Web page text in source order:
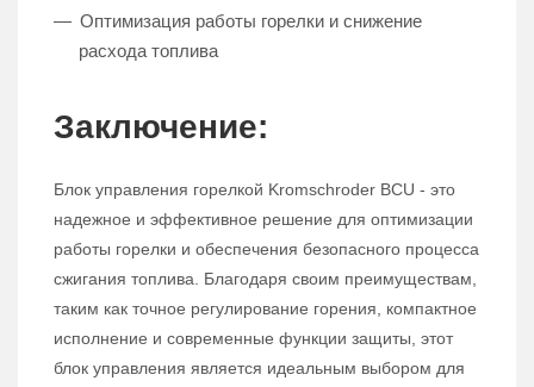
Оптимизация работы горелки и снижение
расхода топлива
Заключение:
Блок управления горелкой Kromschroder BCU - это
надежное и эффективное решение для оптимизации
работы горелки и обеспечения безопасного процесса
сжигания топлива. Благодаря своим преимуществам,
таким как точное регулирование горения, компактное
исполнение и современные функции защиты, этот
блок управления является идеальным выбором для